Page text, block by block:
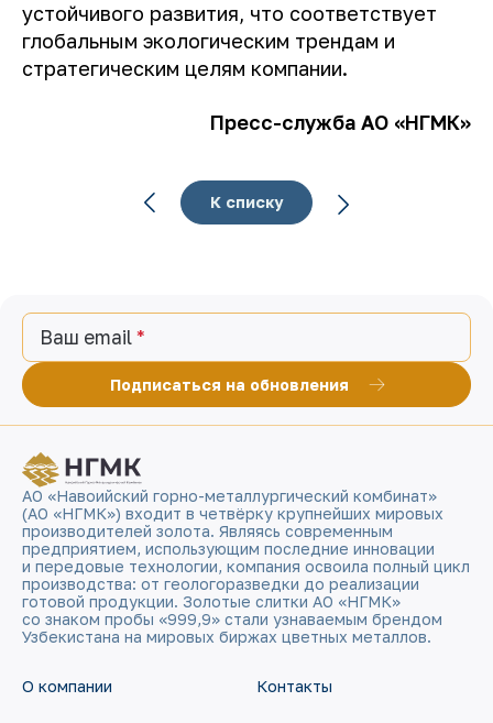
устойчивого развития, что соответствует
глобальным экологическим трендам и
стратегическим целям компании.
Пресс-служба АО «НГМК»
К списку
Ваш email
Подписаться на обновления
АО «Навоийский горно-металлургический комбинат»
(АО «НГМК») входит в четвёрку крупнейших мировых
производителей золота. Являясь современным
предприятием, использующим последние инновации
и передовые технологии, компания освоила полный цикл
производства: от геологоразведки до реализации
готовой продукции. Золотые слитки АО «НГМК»
со знаком пробы «999,9» стали узнаваемым брендом
Узбекистана на мировых биржах цветных металлов.
О компании Контакты